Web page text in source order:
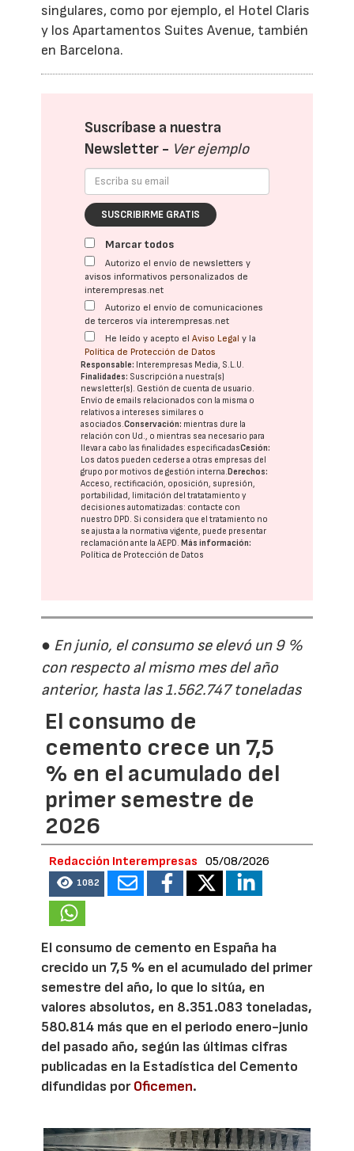
singulares, como por ejemplo, el Hotel Claris
y los Apartamentos Suites Avenue, también
en Barcelona.
Suscríbase a nuestra
Newsletter - Ver ejemplo
SUSCRIBIRME GRATIS
Marcar todos
Autorizo el envío de newsletters y
avisos informativos personalizados de
interempresas.net
Autorizo el envío de comunicaciones
de terceros vía interempresas.net
He leído y acepto elAviso Legal y la
Política de Protección de Datos
Responsable: Interempresas Media, S.L.U.
Finalidades: Suscripción a nuestra(s)
newsletter(s). Gestión de cuenta de usuario.
Envío de emails relacionados con la misma o
relativos a intereses similares o
asociados.Conservación: mientras dure la
relación con Ud., o mientras sea necesario para
llevar a cabo las finalidades especificadasCesión:
Los datos pueden cederse a otras empresas del
grupo por motivos de gestión interna.Derechos:
Acceso, rectificación, oposición, supresión,
portabilidad, limitación del tratatamiento y
decisiones automatizadas: contacte con
nuestro DPD. Si considera que el tratamiento no
se ajusta a la normativa vigente, puede presentar
reclamación ante laAEPD.Más información:
Política de Protección de Datos
● En junio, el consumo se elevó un 9 %
con respecto al mismo mes del año
anterior, hasta las 1.562.747 toneladas
El consumo de
cemento crece un 7,5
% en el acumulado del
primer semestre de
2026
Redacción Interempresas 05/08/2026
1082
El consumo de cemento en España ha
crecido un 7,5 % en el acumulado del primer
semestre del año, lo que lo sitúa, en
valores absolutos, en 8.351.083 toneladas,
580.814 más que en el periodo enero-junio
del pasado año, según las últimas cifras
publicadas en la Estadística del Cemento
difundidas porOficemen.